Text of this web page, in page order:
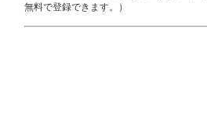
無料で登録できます。）